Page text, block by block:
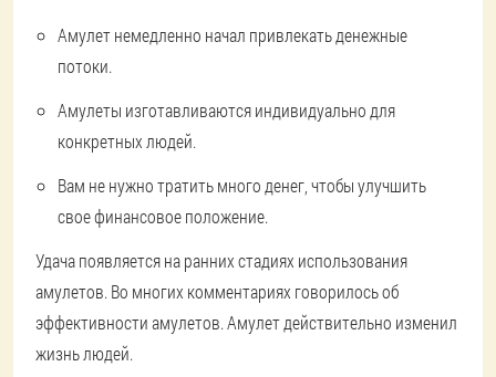
Амулет немедленно начал привлекать денежные
потоки.
Амулеты изготавливаются индивидуально для
конкретных людей.
Вам не нужно тратить много денег, чтобы улучшить
свое финансовое положение.
Удача появляется на ранних стадиях использования
амулетов. Во многих комментариях говорилось об
эффективности амулетов. Амулет действительно изменил
жизнь людей.